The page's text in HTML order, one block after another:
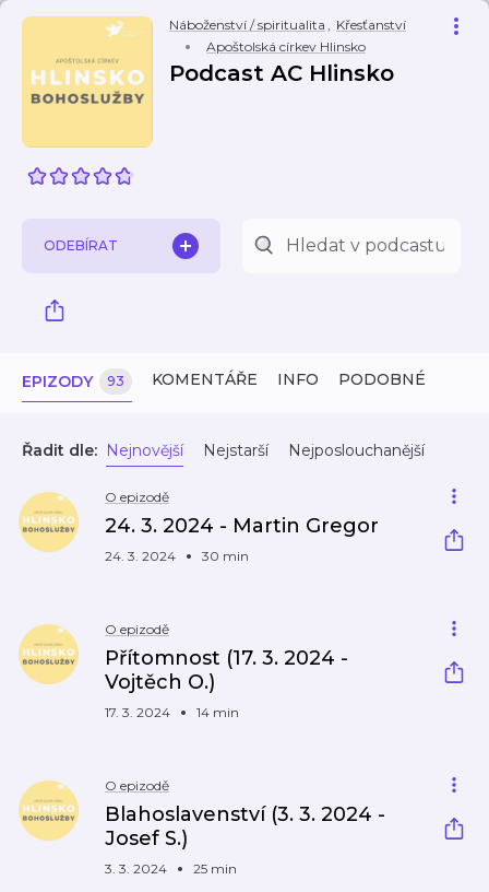
Náboženství / spiritualita , Křesťanství
Apoštolská církev Hlinsko
Podcast AC Hlinsko
ODEBÍRAT
EPIZODY 93 KOMENTÁŘE INFO PODOBNÉ
Řadit dle: Nejnovější Nejstarší Nejposlouchanější
O epizodě
24. 3. 2024 - Martin Gregor
24. 3. 2024 30 min
O epizodě
Přítomnost (17. 3. 2024 -
Vojtěch O.)
17. 3. 2024 14 min
O epizodě
Blahoslavenství (3. 3. 2024 -
Josef S.)
3. 3. 2024 25 min